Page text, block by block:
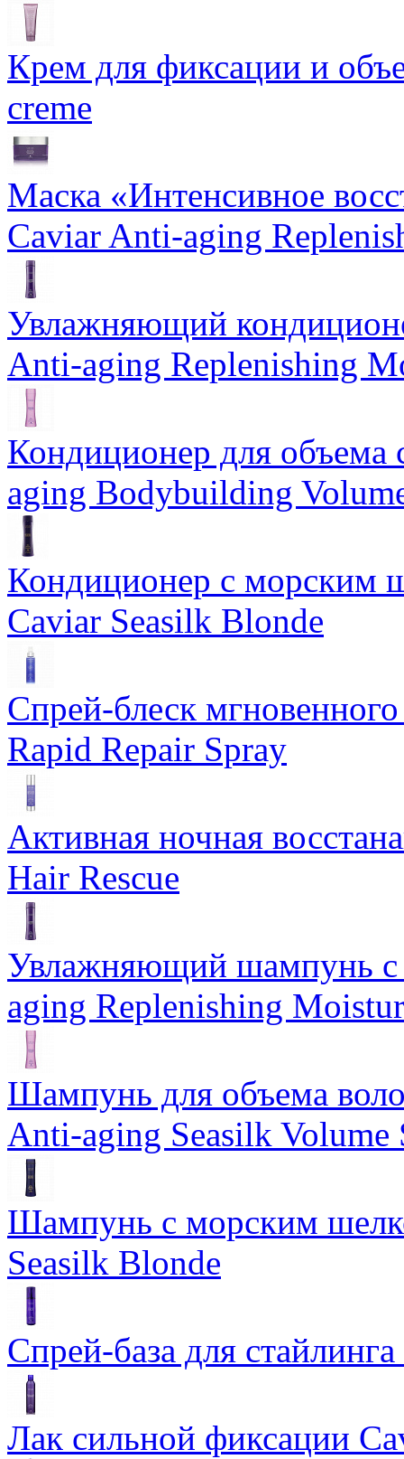
Крем для фиксации и
creme
Маска «Интенсивное
Caviar Anti-aging
Увлажняющий
Anti-aging Replenishing
Кондиционер для
aging Bodybuilding
Кондиционер с морским
Caviar Seasilk Blonde
Спрей-блеск
Rapid Repair Spray
Активная ночная
Hair Rescue
Увлажняющий шампунь
aging Replenishing
Шампунь для объема
Anti-aging Seasilk Volume
Шампунь с морским
Seasilk Blonde
Спрей-база для
Лак сильной фиксации